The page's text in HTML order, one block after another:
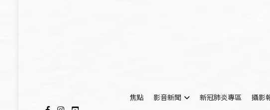
焦點
影音新聞 新冠肺炎專區 攝影